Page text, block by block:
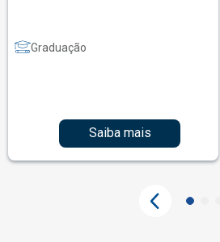
Graduação
Saiba mais